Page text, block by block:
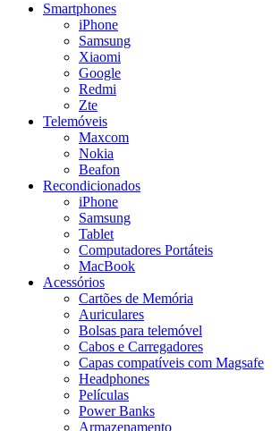
Smartphones
iPhone
Samsung
Xiaomi
Google
Redmi
Zte
Telemóveis
Maxcom
Nokia
Beafon
Recondicionados
iPhone
Samsung
Tablet
Computadores Portáteis
MacBook
Acessórios
Cartões de Memória
Auriculares
Bolsas para telemóvel
Cabos e Carregadores
Capas compatíveis com Magsafe
Headphones
Películas
Power Banks
Armazenamento